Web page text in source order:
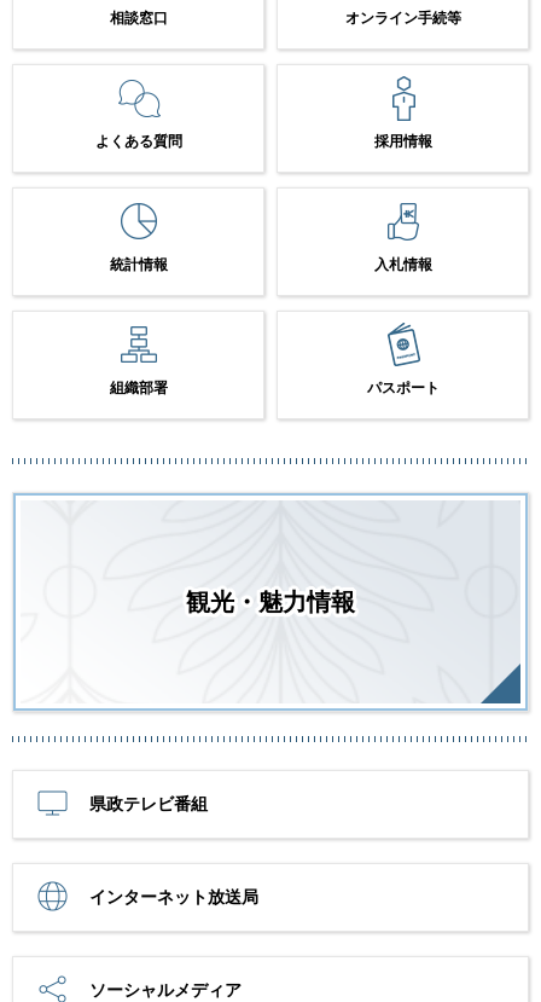
相談窓口 オンライン手続等
よくある質問 採用情報
統計情報 入札情報
組織部署 パスポート
観光・魅力情報
県政テレビ番組
インターネット放送局
ソーシャルメディア